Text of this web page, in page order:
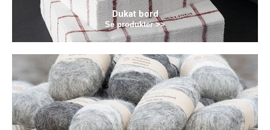
Dukat bord
Se produkter >>